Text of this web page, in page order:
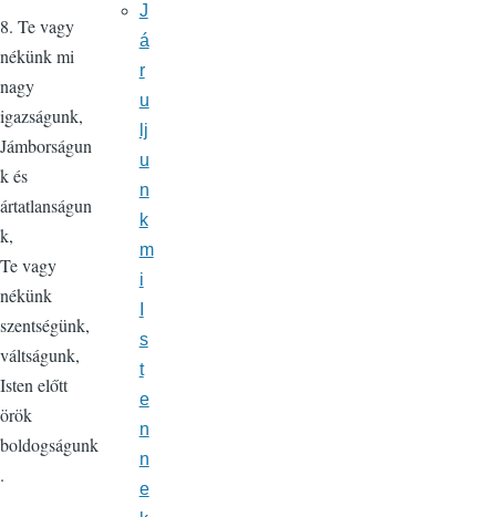
8. Te vagy
nékünk mi
nagy
igazságunk,
Jámborságun
k és
ártatlanságun
k,
Te vagy
nékünk
szentségünk,
váltságunk,
Isten előtt
örök
boldogságunk
.
J
á
r
u
lj
u
n
k
m
i
s
t
e
n
n
e